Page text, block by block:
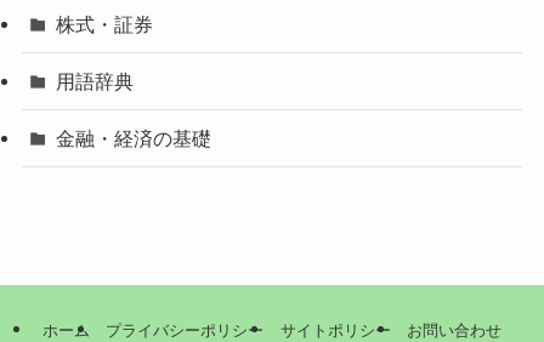
株式・証券
用語辞典
金融・経済の基礎
ホーム プライバシーポリシー サイトポリシー お問い合わせ